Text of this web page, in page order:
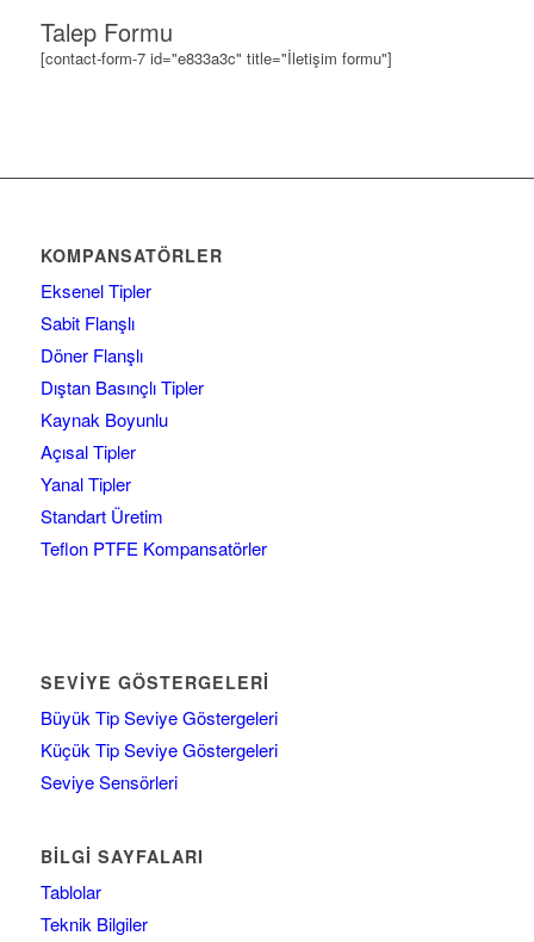
Talep Formu
[contact-form-7 id="e833a3c" title="İletişim formu"]
KOMPANSATÖRLER
Eksenel Tipler
Sabit Flanşlı
Döner Flanşlı
Dıştan Basınçlı Tipler
Kaynak Boyunlu
Açısal Tipler
Yanal Tipler
Standart Üretim
Teflon PTFE Kompansatörler
SEVIYE GÖSTERGELERI
Büyük Tip Seviye Göstergeleri
Küçük Tip Seviye Göstergeleri
Seviye Sensörleri
BILGI SAYFALARI
Tablolar
Teknik Bilgiler